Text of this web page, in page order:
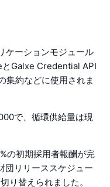
ケーションモジュール
Galxe Credential API
集約などに使用されま
で、循環供給量は現
の初期採用者報酬が完
団リリーススケジュー
り替えられました。